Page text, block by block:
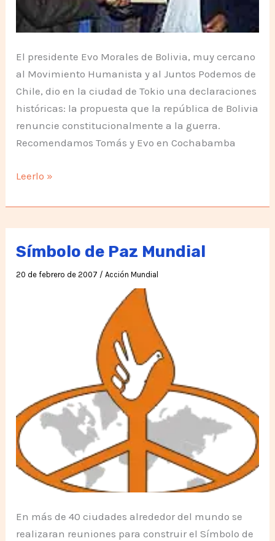
El presidente Evo Morales de Bolivia, muy cercano
al Movimiento Humanista y al Juntos Podemos de
Chile, dio en la ciudad de Tokio una declaraciones
históricas: la propuesta que la república de Bolivia
renuncie constitucionalmente a la guerra.
Recomendamos Tomás y Evo en Cochabamba
¡Por
No
a
la
guerra
desde
Leerlo »
Símbolo de Paz Mundial
20 de febrero de 2007 /Acción Mundial
En más de 40 ciudades alrededor del mundo se
realizaran reuniones para construir el Símbolo de